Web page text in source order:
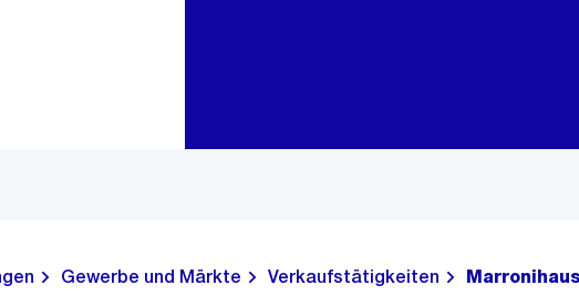
Gewerbe und Märkte Verkaufstätigkeiten